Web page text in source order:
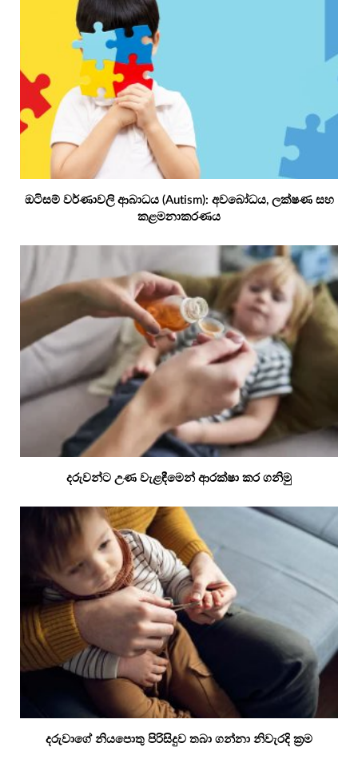
ඔටිසම් වර්ණාවලි ආබාධය (Autism): අවබෝධය, ලක්ෂණ සහ
කළමනාකරණය
දරුවන්ට උණ වැළඳීමෙන් ආරක්ෂා කර ගනිමු
දරුවාගේ නියපොතු පිරිසිදුව තබා ගන්නා නිවැරදි ක්‍රම